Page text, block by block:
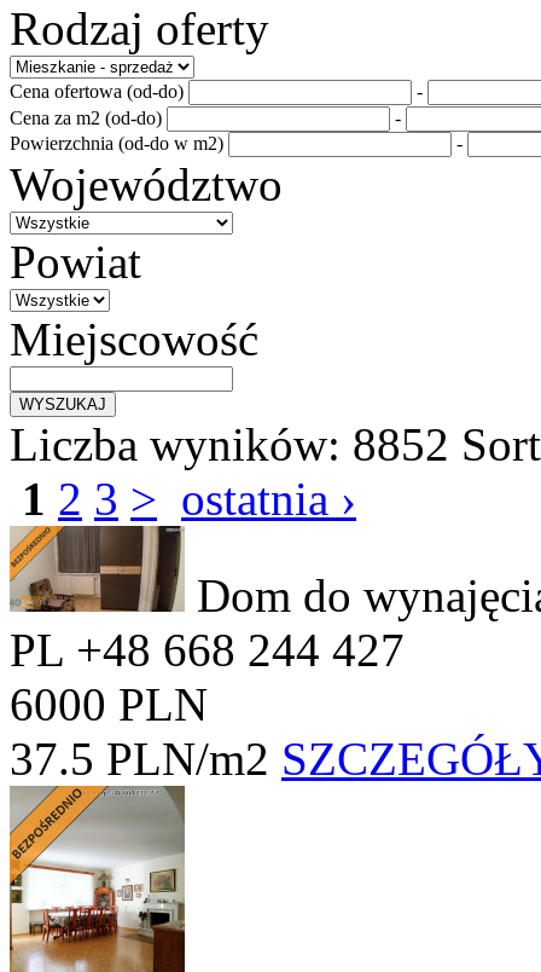
Rodzaj oferty
Cena ofertowa (od-do)
-
Cena za m2 (od-do)
-
Powierzchnia (od-do w m2)
-
Województwo
Powiat
Miejscowość
Liczba wyników: 8852
1 2 3 > ostatnia ›
Dom do
PL +48 668 244 427
6000 PLN
37.5 PLN/m2